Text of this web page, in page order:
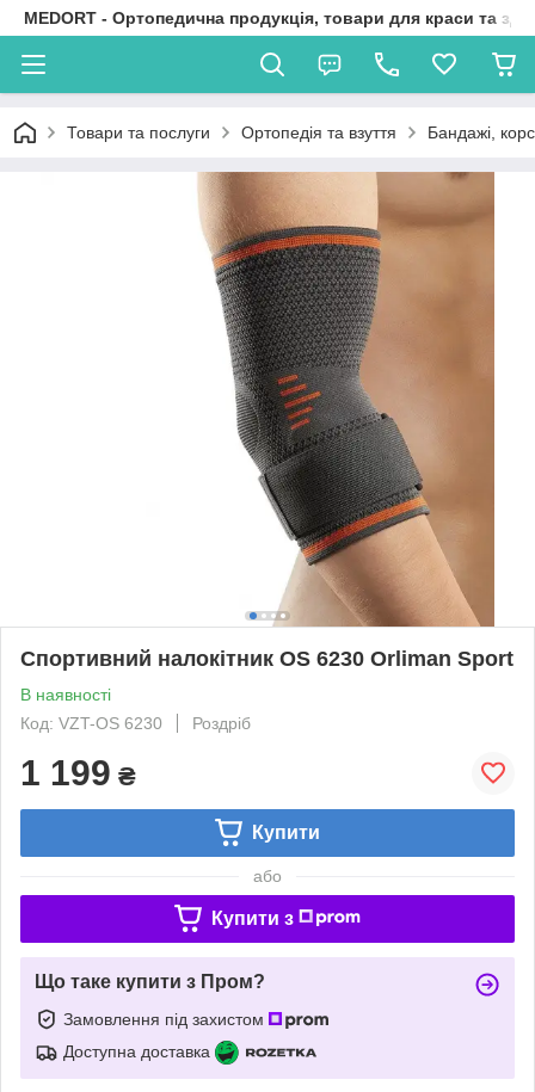
MEDORT - Ортопедична продукція, товари для краси та
Товари та послуги Ортопедія та взуття Бандажі,
Спортивний налокітник OS 6230 Orliman Sport
В наявності
Код: VZT-OS 6230
Роздріб
1 199 ₴
Купити
або
Купити з
Що таке купити з Пром?
Замовлення під захистом
Доступна доставка